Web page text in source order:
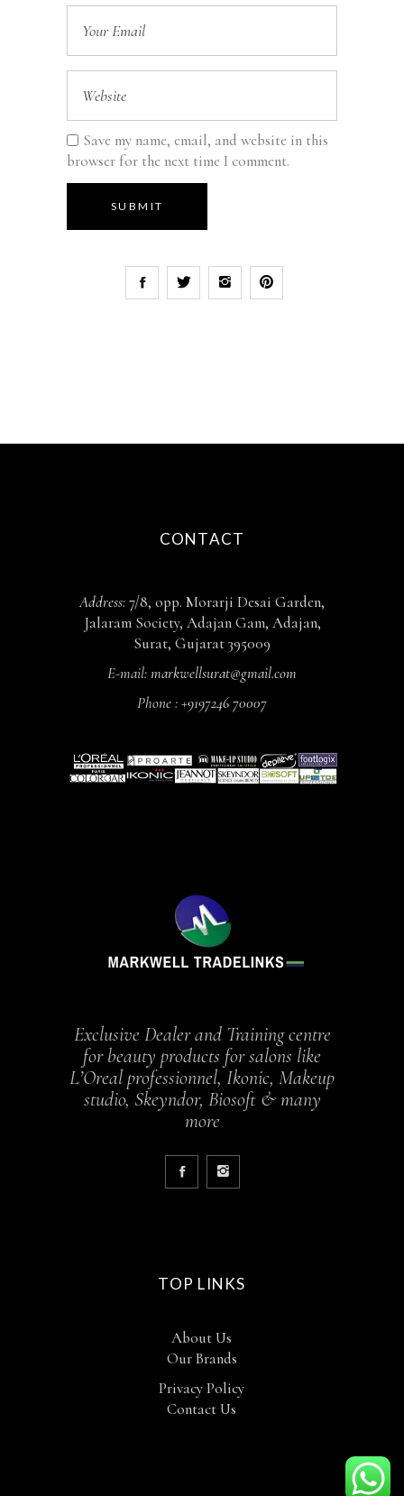
Save my name, email, and website in this
browser for the next time I comment.
SUBMIT
CONTACT
Address:7/8, opp. Morarji Desai Garden,
Jalaram Society, Adajan Gam, Adajan,
Surat, Gujarat 395009
E-mail:markwellsurat@gmail.com
Phone :+9197246 70007
Exclusive Dealer and Training centre
for beauty products for salons like
L’Oreal professionnel, Ikonic, Makeup
studio, Skeyndor, Biosoft & many
more
TOP LINKS
About Us
Our Brands
Privacy Policy
Contact Us